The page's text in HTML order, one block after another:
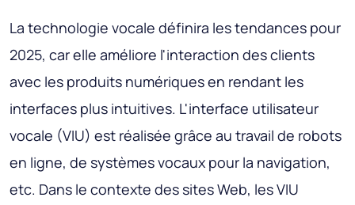
La technologie vocale définira les tendances pour
2025, car elle améliore l'interaction des clients
avec les produits numériques en rendant les
interfaces plus intuitives. L'interface utilisateur
vocale (VIU) est réalisée grâce au travail de robots
en ligne, de systèmes vocaux pour la navigation,
etc. Dans le contexte des sites Web, les VIU